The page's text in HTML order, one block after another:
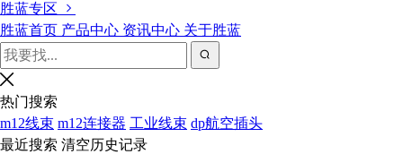
胜蓝专区
胜蓝首页 产品中心 资讯中心 关于胜蓝
热门搜索
m12线束 m12连接器 工业线束 dp航空插头
最近搜索 清空历史记录